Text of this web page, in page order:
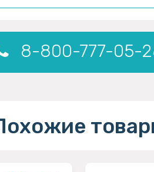
8-800-777-05-